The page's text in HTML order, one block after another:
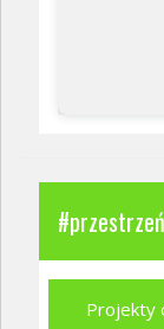
Projekty